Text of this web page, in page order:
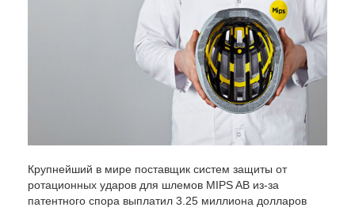
Крупнейший в мире поставщик систем защиты от
ротационных ударов для шлемов MIPS AB из-за
патентного спора выплатил 3.25 миллиона долларов